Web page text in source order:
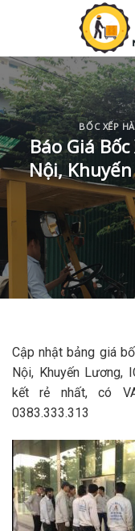
BỐC XẾP
Báo Giá
Nội,
Cập nhật bảng giá
Nội, Khuyến Lương,
kết rẻ nhất, có
0383.333.313